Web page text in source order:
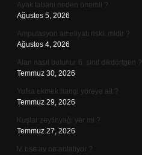
Ayak tabanı neden önemli ?
Ağustos 5, 2026
Amputasyon ameliyatı riskli midir ?
Ağustos 4, 2026
Alan nasıl bulunur 6. sınıf dikdörtgen ?
Temmuz 30, 2026
Yufka ekmek hangi yöreye ait ?
Temmuz 29, 2026
Kuşlar zeytinyağı yer mi ?
Temmuz 27, 2026
M rise av ne anlatıyor ?